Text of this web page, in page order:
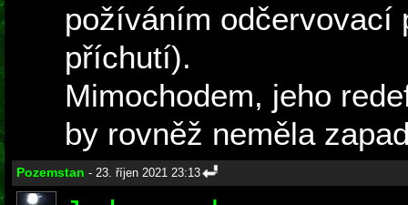
požíváním odčervovací
příchutí).
Mimochodem, jeho
by rovněž neměla
Pozemstan - 23. říjen 2021 23:13